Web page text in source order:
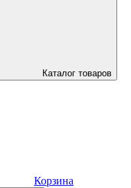
Каталог товаров
Корзина